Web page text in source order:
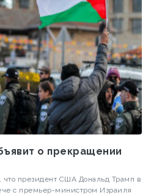
о прекращении
что президент США Дональд Трамп в
с премьер-министром Израиля